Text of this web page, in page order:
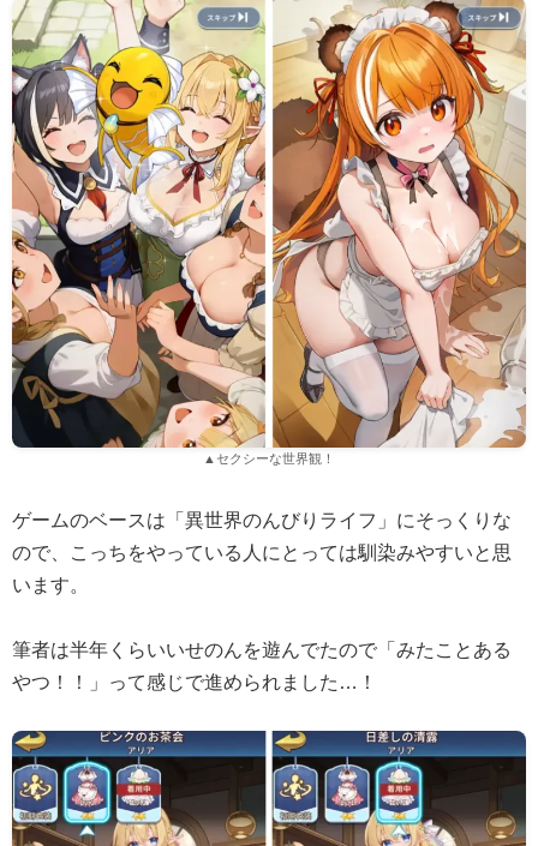
▲セクシーな世界観！
ゲームのベースは「異世界のんびりライフ」にそっくりな
ので、こっちをやっている人にとっては馴染みやすいと思
います。
筆者は半年くらいいせのんを遊んでたので「みたことある
やつ！！」って感じで進められました…！